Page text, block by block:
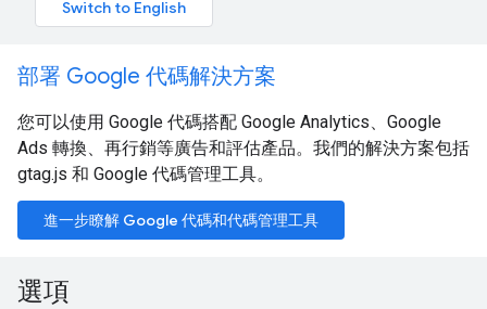
部署 Google 代碼解決方案
您可以使用 Google 代碼搭配 Google Analytics、Google
Ads 轉換、再行銷等廣告和評估產品。我們的解決方案包括
gtag.js 和 Google 代碼管理工具。
進一步瞭解 Google 代碼和代碼管理工具
選項